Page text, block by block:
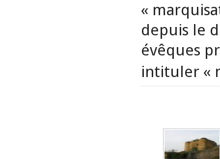
«
depuis le
évêques
intituler «